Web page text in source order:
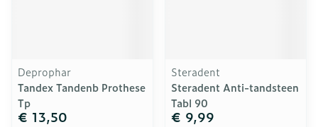
Deprophar
Tandex Tandenb Prothese
Tp
€ 13,50
Steradent
Steradent Anti-tandsteen
Tabl 90
€ 9,99